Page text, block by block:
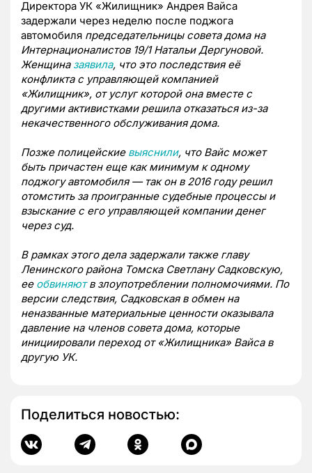
Директора УК «Жилищник» Андрея Вайса
задержали через неделю после поджога
автомобиля председательницы совета дома на
Интернационалистов 19/1 Натальи Дергуновой.
Женщина заявила, что это последствия её
конфликта с управляющей компанией
«Жилищник», от услуг которой она вместе с
другими активистками решила отказаться из-за
некачественного обслуживания дома.
Позже полицейские выяснили, что Вайс может
быть причастен еще как минимум к одному
поджогу автомобиля — так он в 2016 году решил
отомстить за проигранные судебные процессы и
взыскание с его управляющей компании денег
через суд.
В рамках этого дела задержали также главу
Ленинского района Томска Светлану Садковскую,
ее обвиняютв злоупотреблении полномочиями. По
версии следствия, Садковская в обмен на
неназванные материальные ценности оказывала
давление на членов совета дома, которые
инициировали переход от «Жилищника» Вайса в
другую УК.
Поделиться новостью: